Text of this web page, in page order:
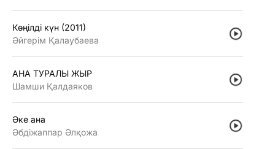
Көңiлдi күн (2011)
Әйгерiм Қалаубаева
АНА ТУРАЛЫ ЖЫР
Шамши Қалдаяков
Әке ана
Әбдiжаппар Әлқожа